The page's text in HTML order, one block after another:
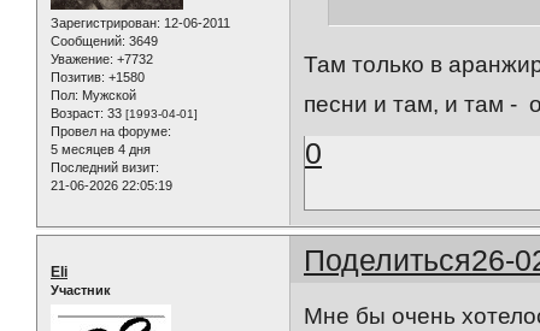
Зарегистрирован: 12-06-2011
Сообщений: 3649
Уважение: +7732
Позитив: +1580
Пол: Мужской
Возраст: 33 [1993-04-01]
Провел на форуме:
5 месяцев 4 дня
Последний визит:
21-06-2026 22:05:19
Там только в
песни и там, и там -
0
Поделиться26-
Eli
Участник
Мне бы очень